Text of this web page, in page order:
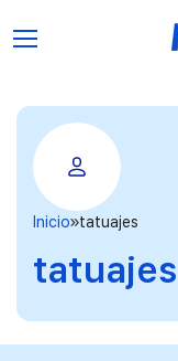
Inicio tatuajes
tatuajes